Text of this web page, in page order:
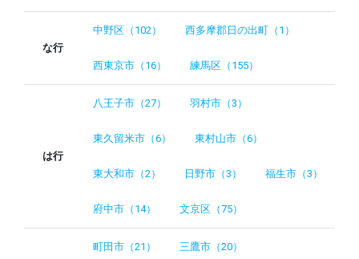
な行
中野区（102） 西多摩郡日の出町（1）
西東京市（16） 練馬区（155）
は行
八王子市（27） 羽村市（3）
東久留米市（6） 東村山市（6）
東大和市（2） 日野市（3） 福生市（3）
府中市（14） 文京区（75）
町田市（21） 三鷹市（20）